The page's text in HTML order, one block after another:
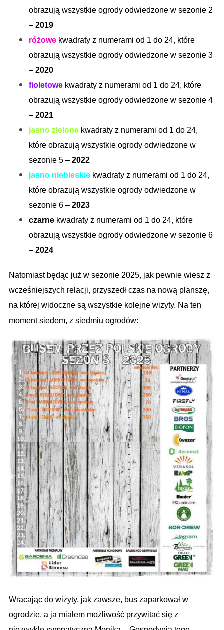
obrazują wszystkie ogrody odwiedzone w sezonie 2
– 2019
różowekwadraty z numerami od 1 do 24, które
obrazują wszystkie ogrody odwiedzone w sezonie 3
– 2020
fioletowekwadraty z numerami od 1 do 24, które
obrazują wszystkie ogrody odwiedzone w sezonie 4
– 2021
jasno zielonekwadraty z numerami od 1 do 24,
które obrazują wszystkie ogrody odwiedzone w
sezonie 5 – 2022
jasno niebieskie kwadraty z numerami od 1 do 24,
które obrazują wszystkie ogrody odwiedzone w
sezonie 6 – 2023
czarne kwadraty z numerami od 1 do 24, które
obrazują wszystkie ogrody odwiedzone w sezonie 6
– 2024
Natomiast będąc już w sezonie 2025, jak pewnie wiesz z
wcześniejszych relacji, przyszedł czas na nową planszę,
na której widoczne są wszystkie kolejne wizyty. Na ten
moment siedem, z siedmiu ogrodów:
Wracając do wizyty, jak zawsze, bus zaparkował w
ogrodzie, a ja miałem możliwość przywitać się z
e
a
c
h
f
o
r
: